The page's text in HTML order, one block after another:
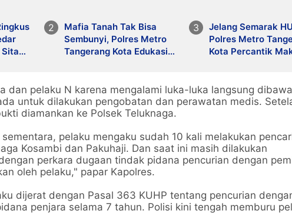
Mafia Tanah Tak Bisa
Sembunyi, Polres Metro
Tangerang Kota Edukasi
Jelang Semarak
Polres Metro
Kota Percantik
dan pelaku N karena mengalami luka-luka langsung
untuk dilakukan pengobatan dan perawatan medis.
diamankan ke Polsek Teluknaga.
pelaku mengaku sudah 10 kali melakukan
Kosambi dan Pakuhaji. Dan saat ini masih dilakukan
perkara dugaan tindak pidana pencurian dengan
oleh pelaku," papar Kapolres.
dijerat dengan Pasal 363 KUHP tentang pencurian
penjara selama 7 tahun. Polisi kini tengah memburu